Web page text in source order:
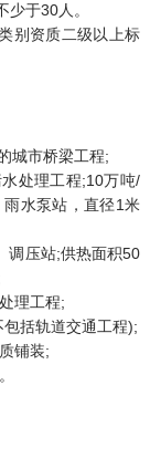
于30人。
别资质二级以上标
城市桥梁工程;
处理工程;10万吨/
水泵站，直径1米
压站;供热面积50
理工程;
括轨道交通工程);
铺装;